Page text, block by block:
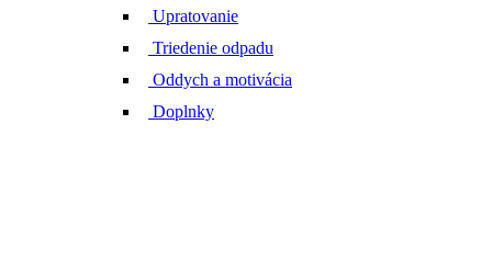
Upratovanie
Triedenie odpadu
Oddych a motivácia
Doplnky